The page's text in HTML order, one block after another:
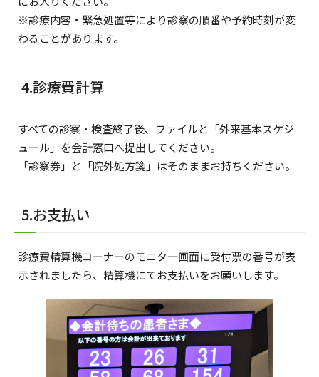
※診療内容・緊急処置等により診察の順番や予約時刻が変
わることがあります。
4.診療費計算
すべての診察・検査終了後、ファイルと「外来基本スケジ
ュール」を会計窓口へ提出してください。
「診察券」と「院外処方箋」はそのままお持ちください。
5.お支払い
診療費精算機コーナーのモニター画面に受付票の番号が表
示されましたら、精算機にてお支払いをお願いします。